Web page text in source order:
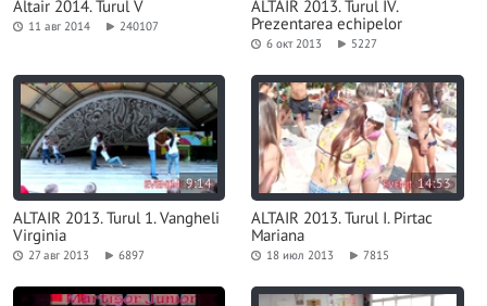
Altair 2014. Turul V
11 авг 2014 240107
ALTAIR 2013. Turul IV.
Prezentarea echipelor
6 окт 2013 5227
9:14
ALTAIR 2013. Turul 1. Vangheli
Virginia
27 авг 2013 6897
14:53
ALTAIR 2013. Turul I. Pirtac
Mariana
18 июл 2013 7815